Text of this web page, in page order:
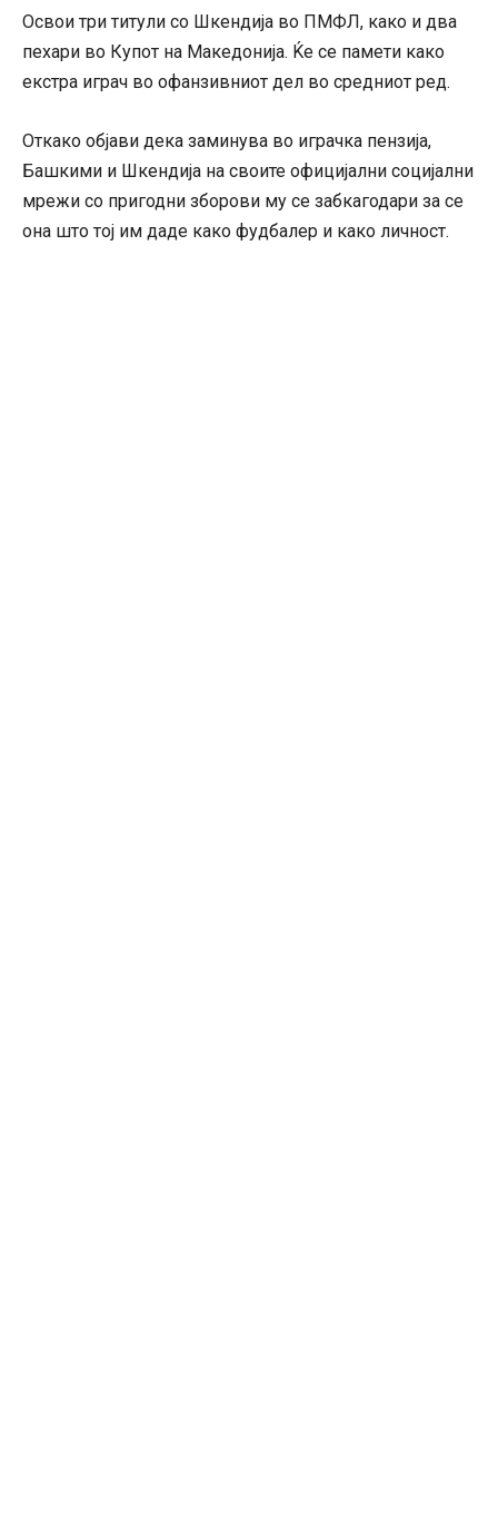
Освои три титули со Шкендија во ПМФЛ, како и два
пехари во Купот на Македонија. Ќе се памети како
екстра играч во офанзивниот дел во средниот ред.
Откако објави дека заминува во играчка пензија,
Башкими и Шкендија на своите официјални социјални
мрежи со пригодни зборови му се забкагодари за се
она што тој им даде како фудбалер и како личност.